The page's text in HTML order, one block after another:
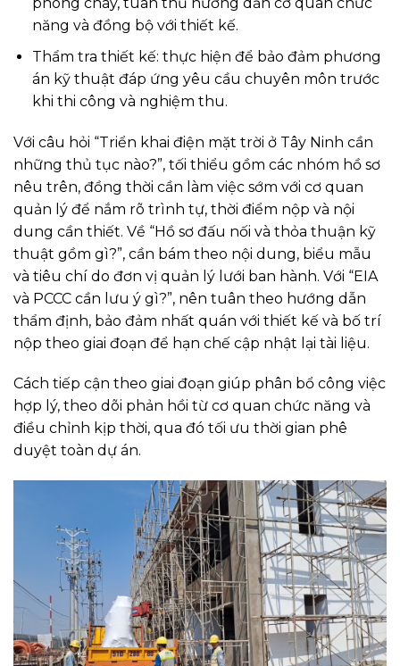
năng và đồng bộ với thiết kế.
Thẩm tra thiết kế: thực hiện để bảo đảm phương
án kỹ thuật đáp ứng yêu cầu chuyên môn trước
khi thi công và nghiệm thu.
Với câu hỏi “Triển khai điện mặt trời ở Tây Ninh cần
những thủ tục nào?”, tối thiểu gồm các nhóm hồ sơ
nêu trên, đồng thời cần làm việc sớm với cơ quan
quản lý để nắm rõ trình tự, thời điểm nộp và nội
dung cần thiết. Về “Hồ sơ đấu nối và thỏa thuận kỹ
thuật gồm gì?”, cần bám theo nội dung, biểu mẫu
và tiêu chí do đơn vị quản lý lưới ban hành. Với “EIA
và PCCC cần lưu ý gì?”, nên tuân theo hướng dẫn
thẩm định, bảo đảm nhất quán với thiết kế và bố trí
nộp theo giai đoạn để hạn chế cập nhật lại tài liệu.
Cách tiếp cận theo giai đoạn giúp phân bổ công việc
hợp lý, theo dõi phản hồi từ cơ quan chức năng và
điều chỉnh kịp thời, qua đó tối ưu thời gian phê
duyệt toàn dự án.